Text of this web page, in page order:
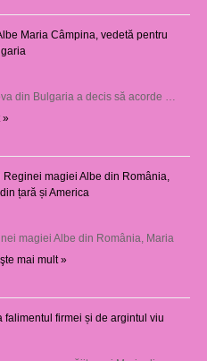
Maria Câmpina, vedetă pentru
din Bulgaria a decis să acorde …
»
magiei Albe din România,
țară și America
magiei Albe din România, Maria
mai mult »
falimentul firmei și de argintul viu